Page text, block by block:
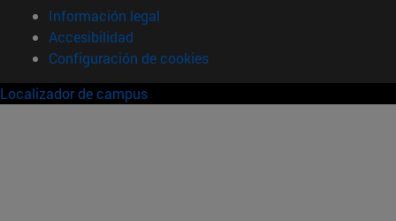
Información legal
Accesibilidad
Configuración de cookies
Localizador de campus